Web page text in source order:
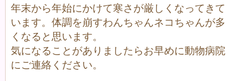
年末から年始にかけて寒さが厳しくなってきて
います。体調を崩すわんちゃんネコちゃんが多
くなると思います。
気になることがありましたらお早めに動物病院
にご連絡ください。